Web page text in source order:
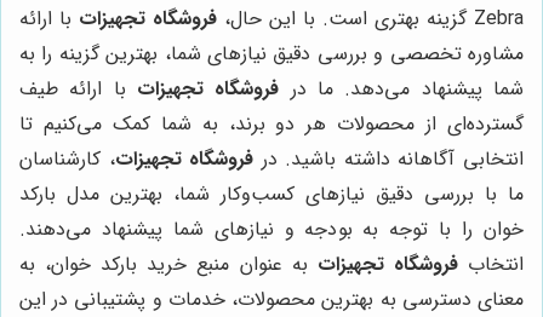
Zebra گزینه بهتری است. با این حال،
فروشگاه تجهیزات با ارائه
مشاوره تخصصی و بررسی دقیق نیازهای شما، بهترین گزینه را به
شما پیشنهاد می‌دهد. ما در فروشگاه تجهیزات با ارائه طیف
گسترده‌ای از محصولات هر دو برند، به شما کمک می‌کنیم تا
انتخابی آگاهانه داشته باشید. در فروشگاه تجهیزات، کارشناسان
ما با بررسی دقیق نیازهای کسب‌وکار شما، بهترین مدل بارکد
خوان را با توجه به بودجه و نیازهای شما پیشنهاد می‌دهند.
انتخابفروشگاه تجهیزات به عنوان منبع خرید بارکد خوان، به
معنای دسترسی به بهترین محصولات، خدمات و پشتیبانی در این